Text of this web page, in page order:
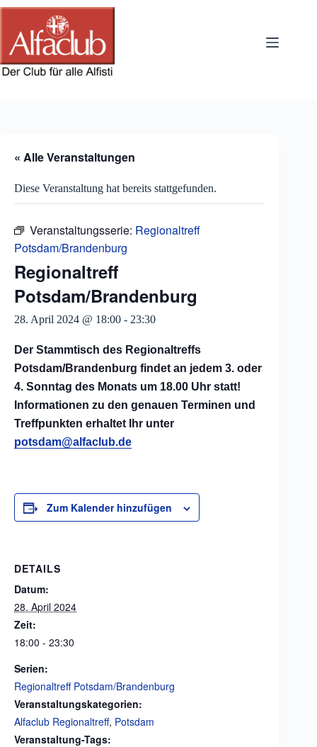
Zum
springen
« Alle Veranstaltungen
Diese Veranstaltung hat bereits stattgefunden.
Veranstaltungsserie: Regionaltreff
Potsdam/Brandenburg
Regionaltreff
Potsdam/Brandenburg
28. April 2024 @ 18:00 - 23:30
Der Stammtisch des Regionaltreffs
Potsdam/Brandenburg findet an jedem 3. oder
4. Sonntag des Monats um 18.00 Uhr statt!
Informationen zu den genauen Terminen und
Treffpunkten erhaltet Ihr unter
potsdam@alfaclub.de
Zum Kalender hinzufügen
DETAILS
Datum:
28. April 2024
Zeit:
18:00 - 23:30
Serien:
Regionaltreff Potsdam/Brandenburg
Veranstaltungskategorien:
Alfaclub Regionaltreff, Potsdam
Veranstaltung-Tags: